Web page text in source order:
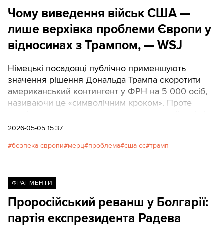
Чому виведення військ США —
лише верхівка проблеми Європи у
відносинах з Трампом, — WSJ
Німецькі посадовці публічно применшують
значення рішення Дональда Трампа скоротити
американський контингент у ФРН на 5 000 осіб,
називаючи це «символічним кроком». Проте
загрози для європейської безпеки та економіки
озброєнь, торговельних війнах та наслідках
2026-05-05 15:37
безпека європи мерц проблема сша-єс трамп
ФРАГМЕНТИ
Проросійський реванш у Болгарії:
партія експрезидента Радева